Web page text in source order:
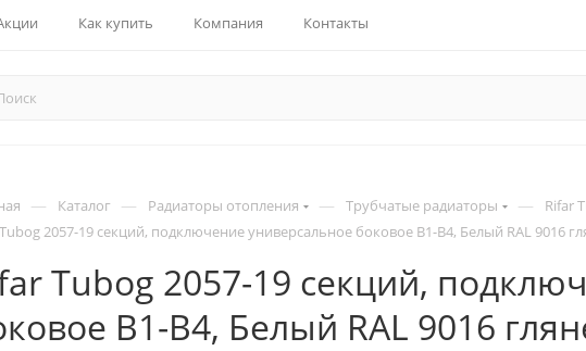
Как купить Компания Контакты
— Каталог — Радиаторы отопления — Трубчатые радиаторы — Rifar
2057-19 секций, подключение универсальное боковое B1-B4, Белый RAL 9016
Tubog 2057-19 секций,
B1-B4, Белый RAL 9016